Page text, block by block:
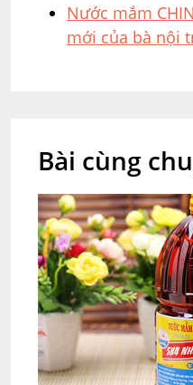
Nước mắm
mới của bà nội
Bài cùng